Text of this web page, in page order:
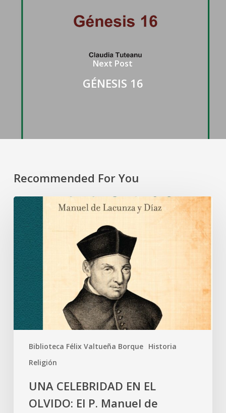
Next Post
GÉNESIS 16
Recommended For You
Biblioteca Félix Valtueña Borque Historia
Religión
UNA CELEBRIDAD EN EL
OLVIDO: El P. Manuel de